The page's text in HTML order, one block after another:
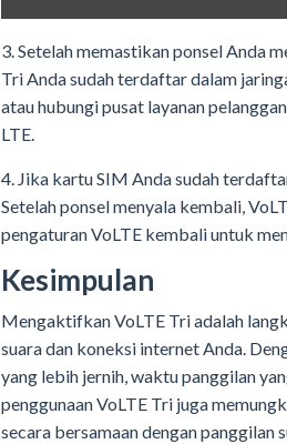
3. Setelah memastikan ponsel Anda
Tri Anda sudah terdaftar dalam
atau hubungi pusat layanan
LTE.
4. Jika kartu SIM Anda sudah
Setelah ponsel menyala kembali,
pengaturan VoLTE kembali untuk
Kesimpulan
Mengaktifkan VoLTE Tri adalah
suara dan koneksi internet Anda.
yang lebih jernih, waktu panggilan
penggunaan VoLTE Tri juga
secara bersamaan dengan panggilan